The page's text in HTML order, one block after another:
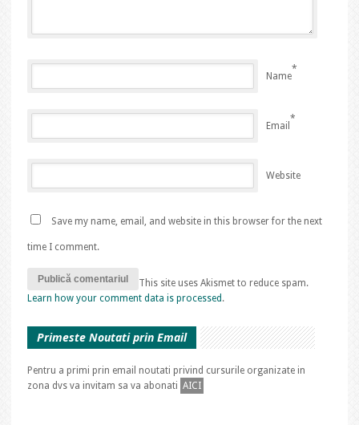
Name
*
Email
*
Website
Save my name, email, and website in this browser for the next
time I comment.
This site uses Akismet to reduce spam.
Learn how your comment data is processed .
Primeste Noutati prin Email
Pentru a primi prin email noutati privind cursurile organizate in
zona dvs va invitam sa va abonati AICI